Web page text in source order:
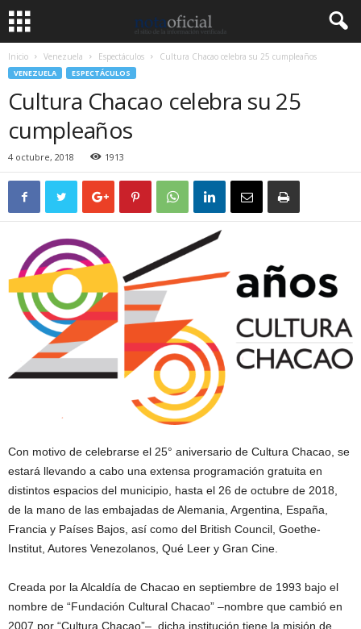
Inicio Venezuela Espectáculos Cultura Chacao celebra su 25 cumpleaños
VENEZUELA ESPECTÁCULOS
Cultura Chacao celebra su 25
cumpleaños
4 octubre, 2018 1913
Con motivo de celebrarse el 25° aniversario de Cultura Chacao, se
estará llevando a cabo una extensa programación gratuita en
distintos espacios del municipio, hasta el 26 de octubre de 2018,
de la mano de las embajadas de Alemania, Argentina, España,
Francia y Países Bajos, así como del British Council, Goethe-
Institut, Autores Venezolanos, Qué Leer y Gran Cine.
Creada por la Alcaldía de Chacao en septiembre de 1993 bajo el
nombre de “Fundación Cultural Chacao” –nombre que cambió en
2007 por “Cultura Chacao”– dicha institución tiene la misión de